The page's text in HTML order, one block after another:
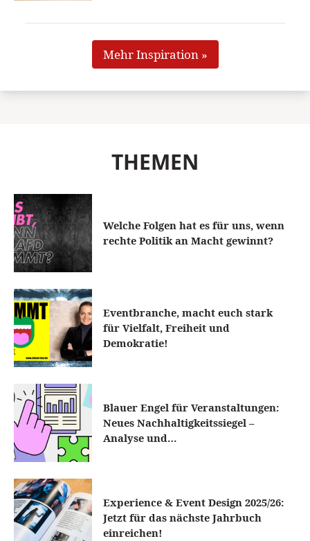
Mehr Inspiration »
THEMEN
Welche Folgen hat es für uns, wenn
rechte Politik an Macht gewinnt?
Eventbranche, macht euch stark
für Vielfalt, Freiheit und
Demokratie!
Blauer Engel für Veranstaltungen:
Neues Nachhaltigkeitssiegel –
Analyse und…
Experience & Event Design 2025/26:
Jetzt für das nächste Jahrbuch
einreichen!